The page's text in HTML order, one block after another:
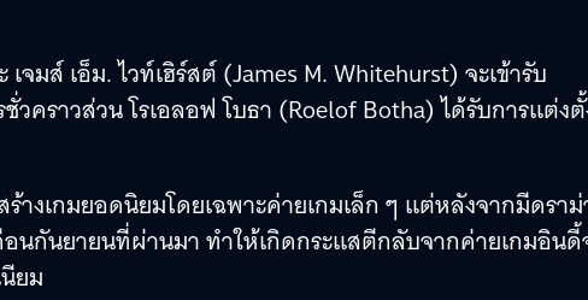
จมส์ เอ็ม. ไวท์เฮิร์สต์ (James M. Whitehurst) จะเข้ารับ
คราวส่วน โรเอลอฟ โบธา (Roelof Botha) ได้รับการแต่ง
างเกมยอดนิยมโดยเฉพาะค่ายเกมเล็ก ๆ แต่หลังจากมีดรา
อนกันยายนที่ผ่านมา ทำให้เกิดกระแสตีกลับจากค่ายเกมอิน
ยม